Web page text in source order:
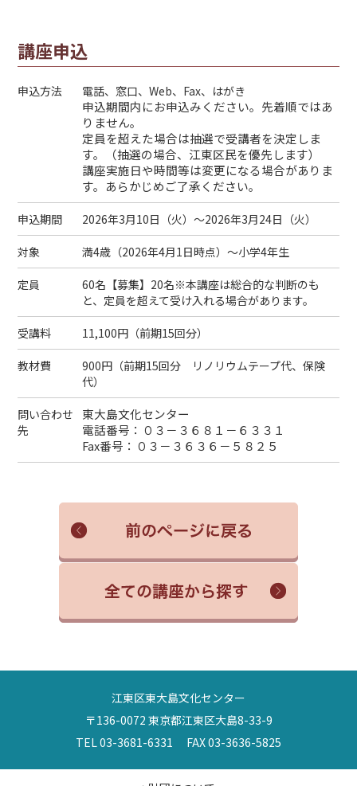
講座申込
申込方法 電話、窓口、Web、Fax、はがき
申込期間内にお申込みください。先着順ではあ
りません。
定員を超えた場合は抽選で受講者を決定しま
す。（抽選の場合、江東区民を優先します）
講座実施日や時間等は変更になる場合がありま
す。あらかじめご了承ください。
申込期間 2026年3月10日（火）～2026年3月24日（火）
対象 満4歳（2026年4月1日時点）～小学4年生
定員
60名【募集】20名※本講座は総合的な判断のも
と、定員を超えて受け入れる場合があります。
受講料 11,100円（前期15回分）
教材費
900円（前期15回分 リノリウムテープ代、保険
代）
問い合わせ
先
東大島文化センター
電話番号：０３－３６８１－６３３１
Fax番号：０３－３６３６－５８２５
江東区東大島文化センター
〒136-0072 東京都江東区大島8-33-9
TEL 03-3681-6331 FAX 03-3636-5825